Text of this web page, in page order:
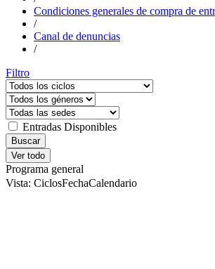
Condiciones generales de compra de
/
Canal de denuncias
/
Filtro
Entradas Disponibles
Buscar
Ver todo
Programa general
Vista: CiclosFechaCalendario